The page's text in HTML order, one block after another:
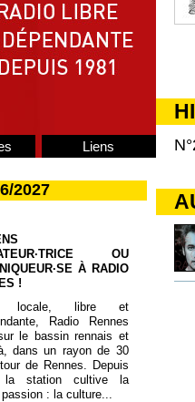
Liens
2027
OU
À RADIO
!
locale, libre et
Radio Rennes
le bassin rennais et
dans un rayon de 30
de Rennes. Depuis
la station cultive la
: la culture...